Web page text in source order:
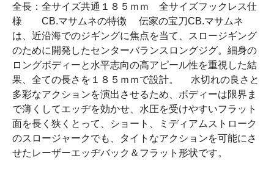
全長：全サイズ共通１８５ｍｍ 全サイズフックレス仕
様 CB.マサムネの特徴 伝家の宝刀CB.マサムネ
は、近沿海でのジギングに焦点を当て、スロージギング
のために開発したセンターバランスロングジグ。細身の
ロングボディーと水平志向の高アピール性を重視した結
果、全ての長さを１８５ｍｍで設計。 水切れの良さと
多彩なアクションを演出させるため、ボディーは限界ま
で薄くしてエッヂを効かせ、水圧を受けやすいフラット
面を長く狭くとって、ショート、ミディアムストローク
のスロージャークでも、タイトなアクションを可能にさ
せたレーザーエッヂバック＆フラット形状です。